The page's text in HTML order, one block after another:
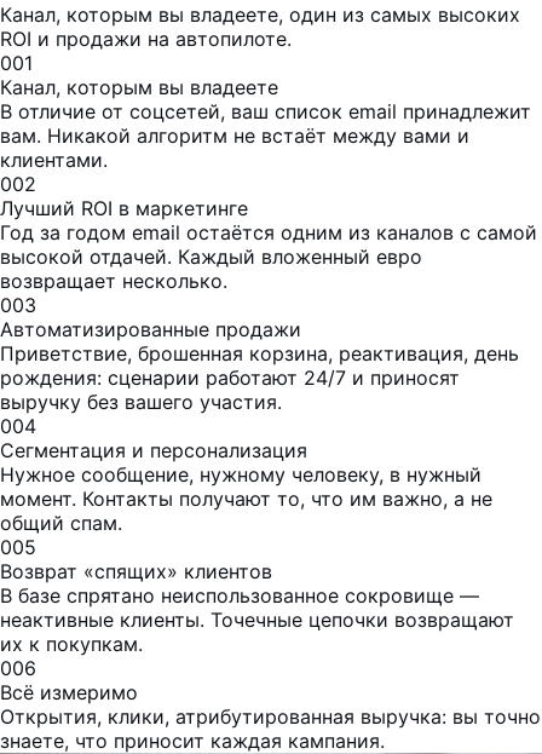
Канал, которым вы владеете, один из самых высоких
ROI и продажи на автопилоте.
001
Канал, которым вы владеете
В отличие от соцсетей, ваш список email принадлежит
вам. Никакой алгоритм не встаёт между вами и
клиентами.
002
Лучший ROI в маркетинге
Год за годом email остаётся одним из каналов с самой
высокой отдачей. Каждый вложенный евро
возвращает несколько.
003
Автоматизированные продажи
Приветствие, брошенная корзина, реактивация, день
рождения: сценарии работают 24/7 и приносят
выручку без вашего участия.
004
Сегментация и персонализация
Нужное сообщение, нужному человеку, в нужный
момент. Контакты получают то, что им важно, а не
общий спам.
005
Возврат «спящих» клиентов
В базе спрятано неиспользованное сокровище —
неактивные клиенты. Точечные цепочки возвращают
их к покупкам.
006
Всё измеримо
Открытия, клики, атрибутированная выручка: вы точно
знаете, что приносит каждая кампания.